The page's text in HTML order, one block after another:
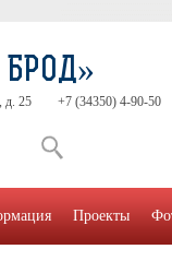
БРОД»
д. 25 +7 (34350) 4-90-50
Проекты